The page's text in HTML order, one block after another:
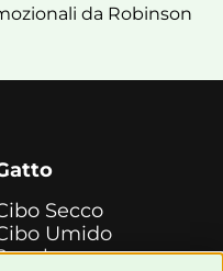
da Robinson
Secco
Umido
e